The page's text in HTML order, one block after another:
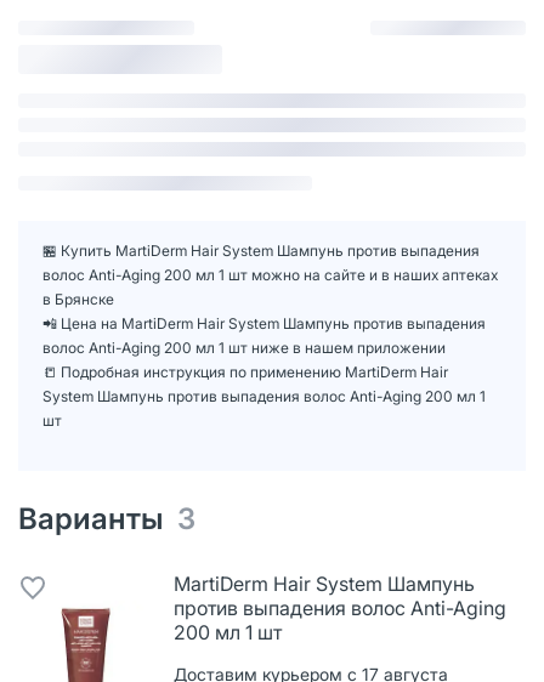
🏪 Купить MartiDerm Hair System Шампунь против выпадения
волос Anti-Aging 200 мл 1 шт можно на сайте и в наших аптеках
в Брянске
📲 Цена на MartiDerm Hair System Шампунь против выпадения
волос Anti-Aging 200 мл 1 шт ниже в нашем приложении
📒 Подробная инструкция по применению MartiDerm Hair
System Шампунь против выпадения волос Anti-Aging 200 мл 1
шт
Варианты 3
MartiDerm Hair System Шампунь
против выпадения волос Anti-Aging
200 мл 1 шт
Доставим курьером с 17 августа